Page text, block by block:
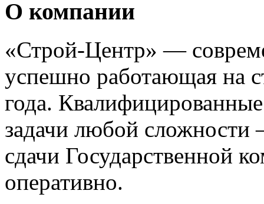
О компании
«Строй-Центр» —
успешно работающая на
года.
задачи любой сложности
сдачи Государственной
оперативно.